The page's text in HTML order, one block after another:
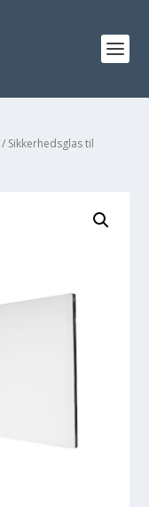
/ Sikkerhedsglas til